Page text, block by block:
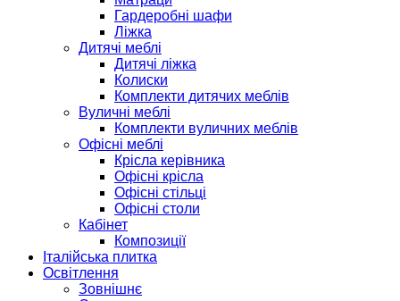
Гардеробні шафи
Ліжка
Дитячі меблі
Дитячі ліжка
Колиски
Комплекти дитячих меблів
Вуличні меблі
Комплекти вуличних меблів
Офісні меблі
Крісла керівника
Офісні крісла
Офісні стільці
Офісні столи
Кабінет
Композиції
Італійська плитка
Освітлення
Зовнішнє